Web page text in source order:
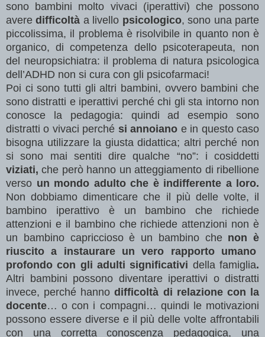
sono bambini molto vivaci (iperattivi) che possono
averedifficoltà a livello psicologico, sono una parte
piccolissima, il problema è risolvibile in quanto non è
organico, di competenza dello psicoterapeuta, non
del neuropsichiatra: il problema di natura psicologica
dell’ADHD non si cura con gli psicofarmaci!
Poi ci sono tutti gli altri bambini, ovvero bambini che
sono distratti e iperattivi perché chi gli sta intorno non
conosce la pedagogia: quindi ad esempio sono
distratti o vivaci perché si annoiano e in questo caso
bisogna utilizzare la giusta didattica; altri perché non
si sono mai sentiti dire qualche “no”: i cosiddetti
viziati, che però hanno un atteggiamento di ribellione
verso un mondo adulto che è indifferente a loro.
Non dobbiamo dimenticare che il più delle volte, il
bambino iperattivo è un bambino che richiede
attenzioni e il bambino che richiede attenzioni non è
un bambino capriccioso è un bambino che non è
riuscito a instaurare un vero rapporto umano
profondo con gli adulti significativi della famiglia.
Altri bambini possono diventare iperattivi o distratti
invece, perché hannodifficoltà di relazione con la
docente… o con i compagni… quindi le motivazioni
possono essere diverse e il più delle volte affrontabili
con una corretta conoscenza pedagogica, una